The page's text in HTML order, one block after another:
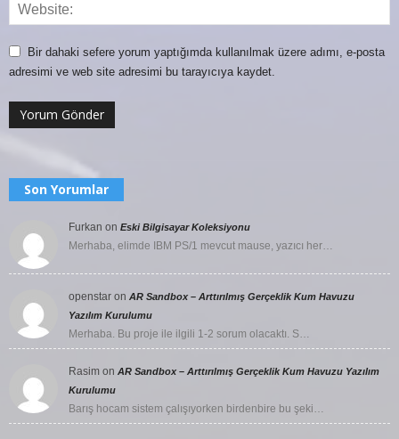
Bir dahaki sefere yorum yaptığımda kullanılmak üzere adımı, e-posta
adresimi ve web site adresimi bu tarayıcıya kaydet.
Son Yorumlar
Furkan on Eski Bilgisayar Koleksiyonu
Merhaba, elimde IBM PS/1 mevcut mause, yazıcı her…
openstar on AR Sandbox – Arttırılmış Gerçeklik Kum Havuzu
Yazılım Kurulumu
Merhaba. Bu proje ile ilgili 1-2 sorum olacaktı. S…
Rasim on AR Sandbox – Arttırılmış Gerçeklik Kum Havuzu Yazılım
Kurulumu
Barış hocam sistem çalışıyorken birdenbire bu şeki…